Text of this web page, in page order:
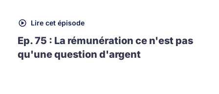
Lire cet épisode
Ep. 75 : La rémunération ce n'est pas
qu'une question d'argent